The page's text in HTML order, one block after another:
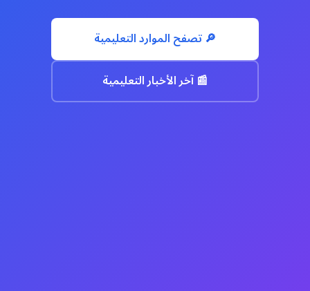
📩 اتصل بنا
🔎 تصفح الموارد التعليمية
📰 آخر الأخبار التعليمية